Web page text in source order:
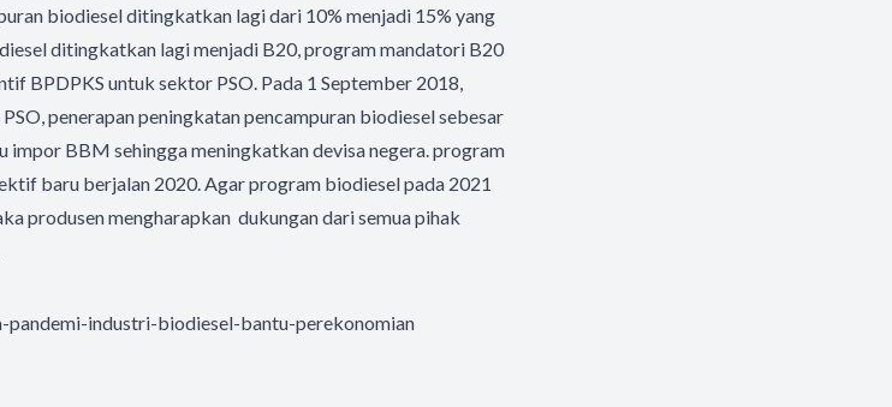
biodiesel ditingkatkan lagi dari 10% menjadi 15% yang
ditingkatkan lagi menjadi B20, program mandatori B20
BPDPKS untuk sektor PSO. Pada 1 September 2018,
penerapan peningkatan pencampuran biodiesel sebesar
impor BBM sehingga meningkatkan devisa negera. program
baru berjalan 2020. Agar program biodiesel pada 2021
produsen mengharapkan dukungan dari semua pihak
industri-biodiesel-bantu-perekonomian